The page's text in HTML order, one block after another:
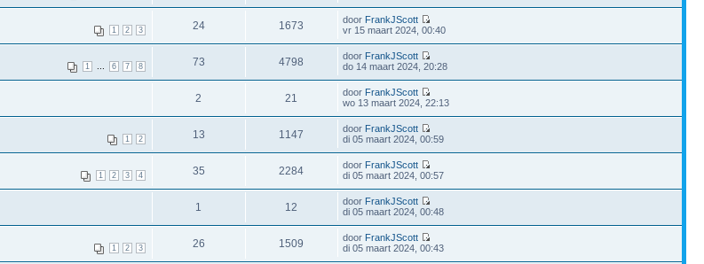
1 2 3 24 1673 door FrankJScott
vr 15 maart 2024, 00:40
1 6 7 8 73 4798 door FrankJScott
do 14 maart 2024, 20:28
2 21 door FrankJScott
wo 13 maart 2024, 22:13
1 2 13 1147 door FrankJScott
di 05 maart 2024, 00:59
1 2 3 4 35 2284 door FrankJScott
di 05 maart 2024, 00:57
1 12 door FrankJScott
di 05 maart 2024, 00:48
1 2 3 26 1509 door FrankJScott
di 05 maart 2024, 00:43